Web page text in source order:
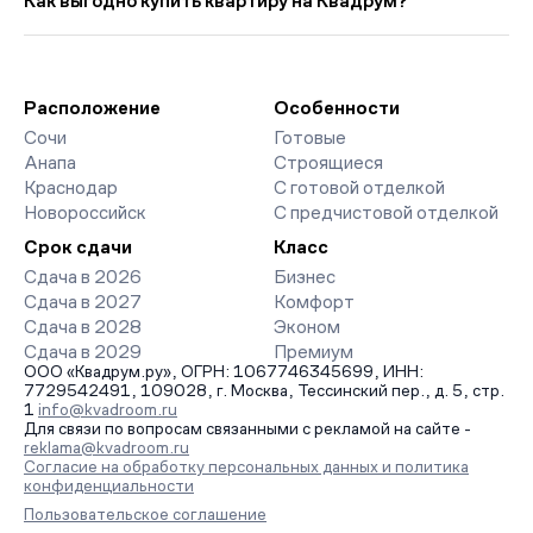
страницах ЖК доступны отзывы жильцов о качестве
строительства, интерактивный генплан корпусов, сроки
организует просмотр и поможет одобрить ипотеку по
минимальной ставке. Чтобы зафиксировать цену, оставьте
заявку на обратный звонок.
Расположение
Сочи
Анапа
Краснодар
Новороссийск
Особенности
Готовые
Строящиеся
С готовой отделкой
С предчистовой отделкой
Срок сдачи
Сдача в 2026
Сдача в 2027
Сдача в 2028
Сдача в 2029
Класс
Бизнес
Комфорт
Эконом
Премиум
ООО «Квадрум.ру», ОГРН: 1067746345699, ИНН:
7729542491, 109028, г. Москва, Тессинский пер., д. 5, стр.
1 info@kvadroom.ru
Для связи по вопросам связанными с рекламой на сайте -
reklama@kvadroom.ru
Согласие на обработку персональных данных и политика
конфиденциальности
Пользовательское соглашение